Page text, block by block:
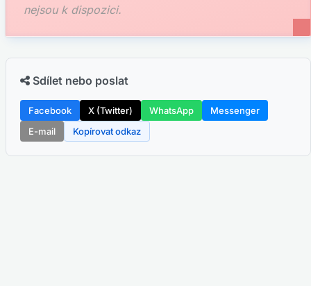
nejsou k dispozici.
Sdílet nebo poslat
Facebook X (Twitter) WhatsApp
Messenger
E-mail
Kopírovat odkaz